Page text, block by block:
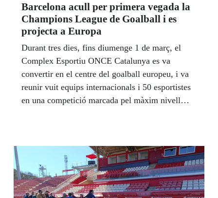
Barcelona acull per primera vegada la
Champions League de Goalball i es
projecta a Europa
Durant tres dies, fins diumenge 1 de març, el
Complex Esportiu ONCE Catalunya es va
convertir en el centre del goalball europeu, i va
reunir vuit equips internacionals i 50 esportistes
en una competició marcada pel màxim nivell